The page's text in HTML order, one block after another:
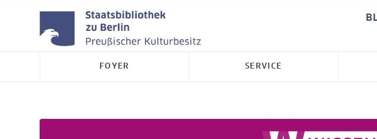
FOYER SERVICE